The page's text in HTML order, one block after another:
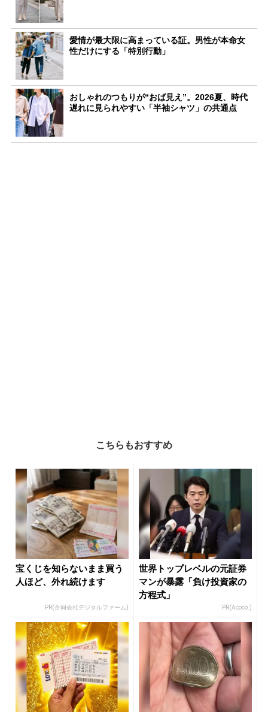
愛情が最大限に高まっている証。男性が本命女
性だけにする「特別行動」
おしゃれのつもりが“おば見え”。2026夏、時代
遅れに見られやすい「半袖シャツ」の共通点
こちらもおすすめ
宝くじを知らないまま買う
人ほど、外れ続けます
PR(合同会社デジタルファーム)
世界トップレベルの元証券
マンが暴露「負け投資家の
方程式」
PR(Acoco.)